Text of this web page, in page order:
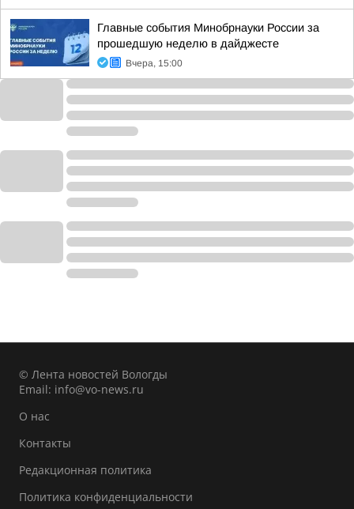
Главные события Минобрнауки России за
прошедшую неделю в дайджесте
Вчера, 15:00
© Лента новостей Вологды
Email: info@vo-news.ru
О нас
Контакты
Редакционная политика
Политика конфиденциальности